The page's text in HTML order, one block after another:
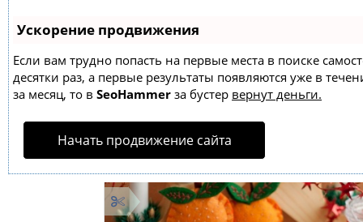
Ускорение продвижения
Если вам трудно попасть на первые места в поиске
десятки раз, а первые результаты появляются уже в
за месяц, то в SeoHammer за бустер вернут деньги.
Начать продвижение сайта